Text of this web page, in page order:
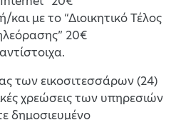
με το “Διοικητικό Τέλος
20€
των εικοσιτεσσάρων (24)
χρεώσεις των υπηρεσιών
δημοσιευμένο